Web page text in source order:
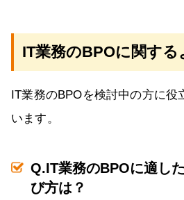
IT業務のBPOに関する
IT業務のBPOを検討中の方に役
います。
Q.IT業務のBPOに適し
び方は？